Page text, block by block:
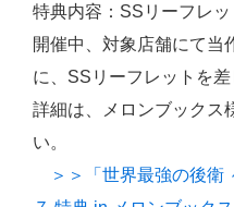
特典内容：SSリーフレッ
開催中、対象店舗にて当
に、SSリーフレットを差
詳細は、メロンブックス
い。
＞＞「世界最強の後衛